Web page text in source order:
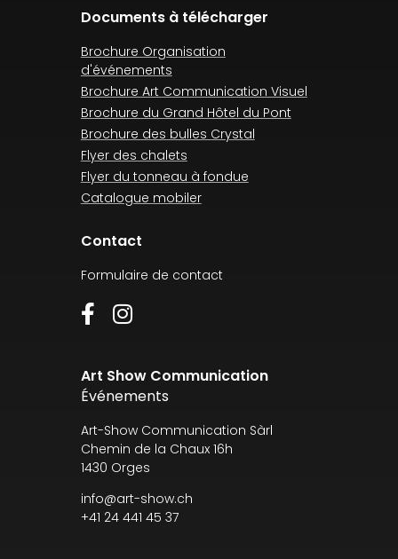
Documents à télécharger
Brochure Organisation
d'événements
Brochure Art Communication Visuel
Brochure du Grand Hôtel du Pont
Brochure des bulles Crystal
Flyer des chalets
Flyer du tonneau à fondue
Catalogue mobiler
Contact
Formulaire de contact
Art Show Communication
Événements
Art-Show Communication Sàrl
Chemin de la Chaux 16h
1430 Orges
info@art-show.ch
+41 24 441 45 37